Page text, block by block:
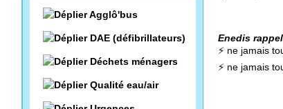
Agglô'bus
DAE (défibrillateurs)
Déchets ménagers
Qualité eau/air
Enedis
⚡️ ne jamais
⚡️ ne jamais